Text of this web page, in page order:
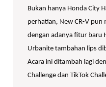
Bukan hanya Honda City
perhatian, New CR-V pun
dengan adanya fitur baru
Urbanite tambahan lips
Acara ini ditambah lagi
Challenge dan TikTok